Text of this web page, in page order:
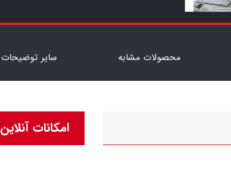
محصولات مشابه سایر توضیحات
امکانات آنلاین